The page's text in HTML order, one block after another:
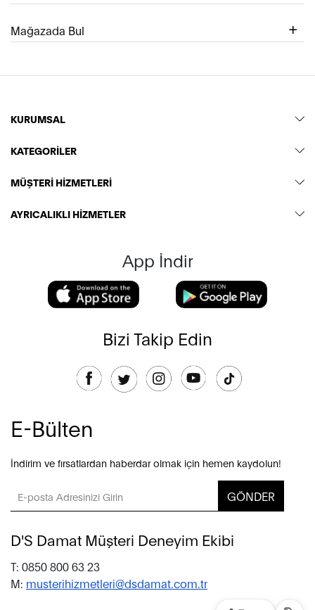
Mağazada Bul
KURUMSAL
KATEGORİLER
MÜŞTERİ HİZMETLERİ
AYRICALIKLI HİZMETLER
App İndir
Bizi Takip Edin
E-Bülten
İndirim ve fırsatlardan haberdar olmak için hemen kaydolun!
GÖNDER
D'S Damat Müşteri Deneyim Ekibi
T: 0850 800 63 23
M: musterihizmetleri@dsdamat.com.tr